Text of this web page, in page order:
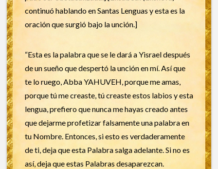
continuó hablando en Santas Lenguas y esta es la
oración que surgió bajo la unción.]
“Esta es la palabra que se le dará a Yisrael después
de un sueño que despertó la unción en mí. Así que
te lo ruego, Abba YAHUVEH, porque me amas,
porque tú me creaste, tú creaste estos labios y esta
lengua, prefiero que nunca me hayas creado antes
que dejarme profetizar falsamente una palabra en
tu Nombre. Entonces, si esto es verdaderamente
de ti, deja que esta Palabra salga adelante. Si no es
así, deja que estas Palabras desaparezcan.